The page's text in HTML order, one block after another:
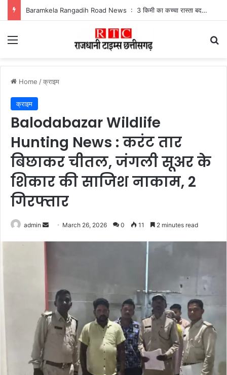
Baramkela Rangadih Road News : 3 किमी का कच्चा रास्ता बदहाल, बारिश में फंसे रंगाडीह के ग्रामीण
Menu
Home /क्राइम
क्राइम
Balodabazar Wildlife
Hunting News : करंट तार
बिछाकर चीतल, जंगली सूअर के
शिकार की साजिश नाकाम, 2
गिरफ्तार
admin
Send March 26, 2026 0 11 2 minutes read